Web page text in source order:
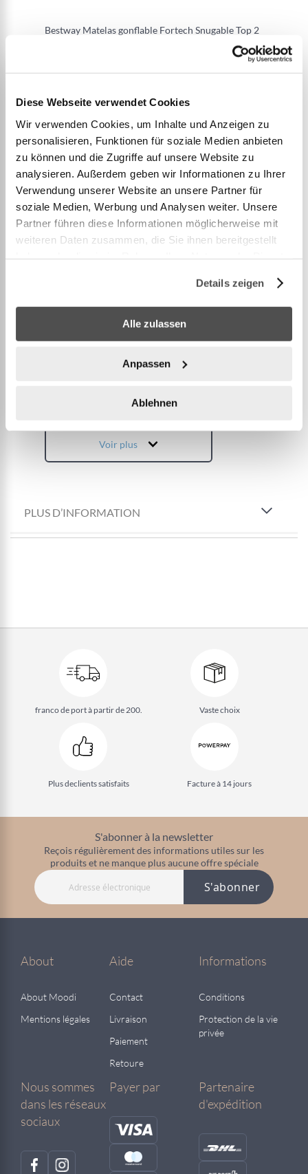
Diese Webseite verwendet Cookies
Wir verwenden Cookies, um Inhalte und Anzeigen zu
personalisieren, Funktionen für soziale Medien anbieten
zu können und die Zugriffe auf unsere Website zu
analysieren. Außerdem geben wir Informationen zu Ihrer
Verwendung unserer Website an unsere Partner für
soziale Medien, Werbung und Analysen weiter. Unsere
Partner führen diese Informationen möglicherweise mit
weiteren Daten zusammen, die Sie ihnen bereitgestellt
Details zeigen
Alle zulassen
Anpassen
Ablehnen
Bestway Matelas gonflable Fortech Snugable Top 2
Taille : 2,03 m x 1,52 m x 46 cm
Matelas gonflable pour 2 adultes
La pompe intégrée de 220-240 V gonfle le matelas
en 5 minutes
L'extérieur en Fortech est 150 fois plus résistant à
l'abrasion, 92 % plus résistant à la déformation et
75 % plus résistant à la perforation que le PVC.
Traitement antimicrobien Ultra-Fresh incorporé
pour protéger le produit contre la prolifération des
bactéries provoquant des odeurs et de la
La surface en flanelle Snugable Top offre un confort
doux et unique
La conception du cadre enveloppant empêche de
Voir plus
PLUS D’INFORMATION
franco de port à partir de 200. Vaste choix
Plus declients satisfaits Facture à 14 jours
S'abonner à la newsletter
Reçois régulièrement des informations utiles sur les
produits et ne manque plus aucune offre spéciale
S'abonner
About
About Moodi
Mentions légales
Aide
Contact
Livraison
Paiement
Retoure
Informations
Conditions
Protection de la vie
privée
Nous sommes
dans les réseaux
sociaux
Payer par
Partenaire
d'expédition